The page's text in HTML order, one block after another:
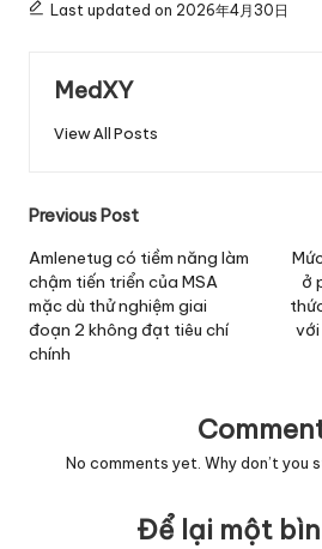
Last updated on 2026年4月30日
MedXY
View All Posts
Post
navigation
Previous Post
Amlenetug có tiềm năng làm
chậm tiến triển của MSA
mặc dù thử nghiệm giai
đoạn 2 không đạt tiêu chí
chính
ở
với
No comments yet. Why don’t you
Để lại một